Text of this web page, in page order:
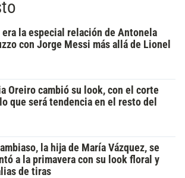
era la especial relación de Antonela
con Jorge Messi más allá de Lionel
Oreiro cambió su look, con el corte
que será tendencia en el resto del
la hija de María Vázquez, se
a la primavera con su look floral y
de tiras